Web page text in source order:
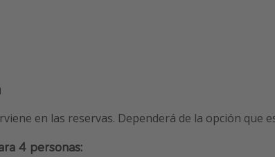
en las reservas. Dependerá de la opción que
4 personas: